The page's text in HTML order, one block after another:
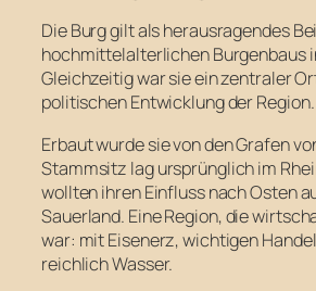
Die Burg gilt als herausragendes
hochmittelalterlichen Burgenbaus
Gleichzeitig war sie ein zentraler
politischen Entwicklung der Region.
Erbaut wurde sie von den Grafen
Stammsitz lag ursprünglich im
wollten ihren Einfluss nach Osten
Sauerland. Eine Region, die
war: mit Eisenerz, wichtigen
reichlich Wasser.